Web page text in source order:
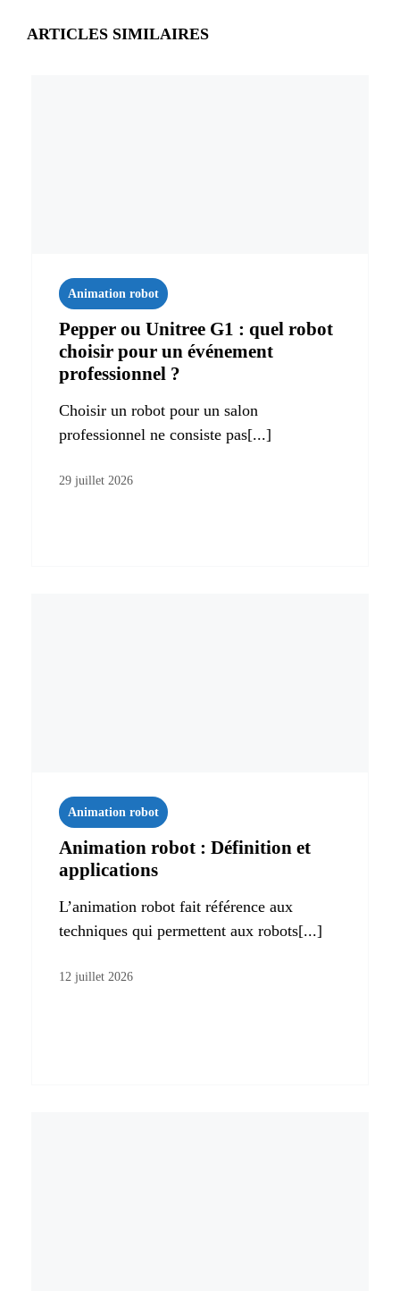
ARTICLES SIMILAIRES
Animation robot
Pepper ou Unitree G1 : quel robot
choisir pour un événement
professionnel ?
Choisir un robot pour un salon
professionnel ne consiste pas[...]
29 juillet 2026
Animation robot
Animation robot : Définition et
applications
L’animation robot fait référence aux
techniques qui permettent aux robots[...]
12 juillet 2026